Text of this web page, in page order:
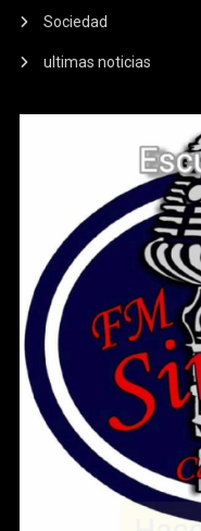
Sociedad
ultimas noticias